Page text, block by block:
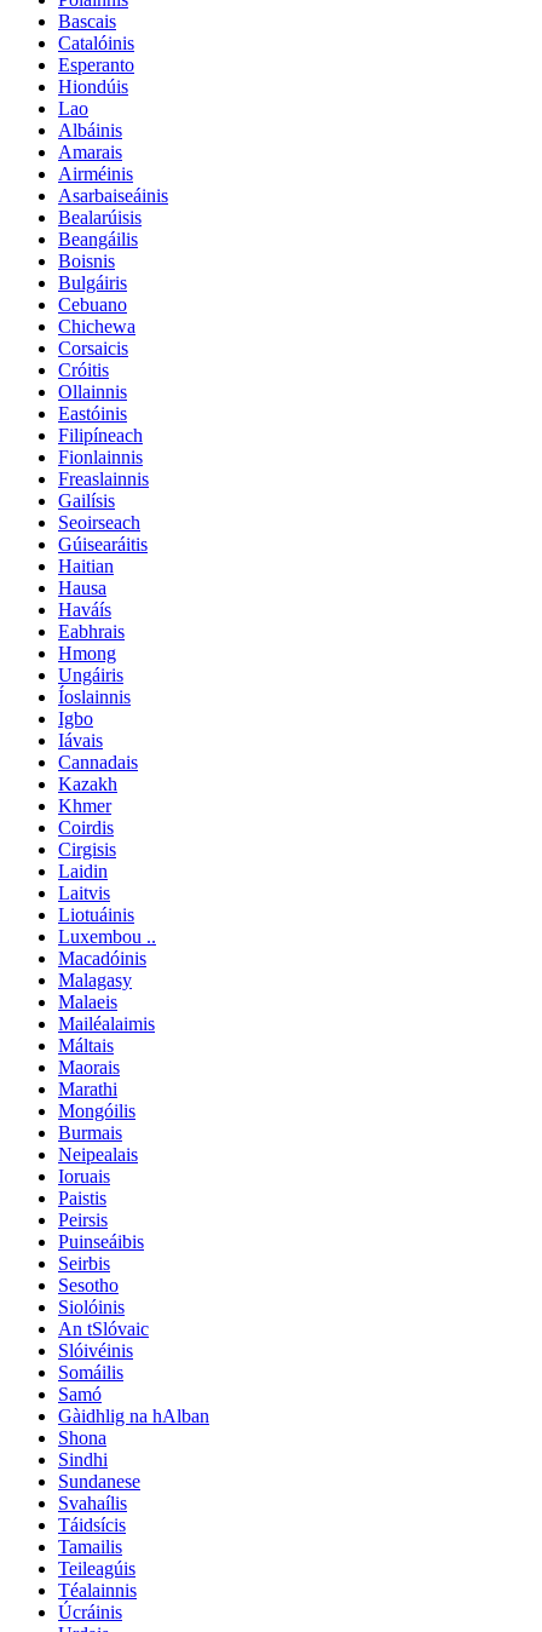
Bascais
Catalóinis
Esperanto
Hiondúis
Lao
Albáinis
Amarais
Airméinis
Asarbaiseáinis
Bealarúisis
Beangáilis
Boisnis
Bulgáiris
Cebuano
Chichewa
Corsaicis
Cróitis
Ollainnis
Eastóinis
Filipíneach
Fionlainnis
Freaslainnis
Gailísis
Seoirseach
Gúisearáitis
Haitian
Hausa
Haváís
Eabhrais
Hmong
Ungáiris
Íoslainnis
Igbo
Iávais
Cannadais
Kazakh
Khmer
Coirdis
Cirgisis
Laidin
Laitvis
Liotuáinis
Luxembou ..
Macadóinis
Malagasy
Malaeis
Mailéalaimis
Máltais
Maorais
Marathi
Mongóilis
Burmais
Neipealais
Ioruais
Paistis
Peirsis
Puinseáibis
Seirbis
Sesotho
Siolóinis
An tSlóvaic
Slóivéinis
Somáilis
Samó
Gàidhlig na hAlban
Shona
Sindhi
Sundanese
Svahaílis
Táidsícis
Tamailis
Teileagúis
Téalainnis
Úcráinis